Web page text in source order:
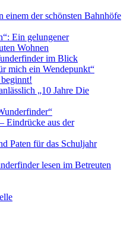
der schönsten Bahnhöfe
Ein gelungener
Wohnen
im Blick
mich ein Wendepunkt“
„10 Jahre Die
Eindrücke aus der
Paten für das Schuljahr
lesen im Betreuten